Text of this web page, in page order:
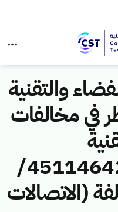
والتقنية
في مخالفات
المعلومات رقم (45114642/
(الاتصالات